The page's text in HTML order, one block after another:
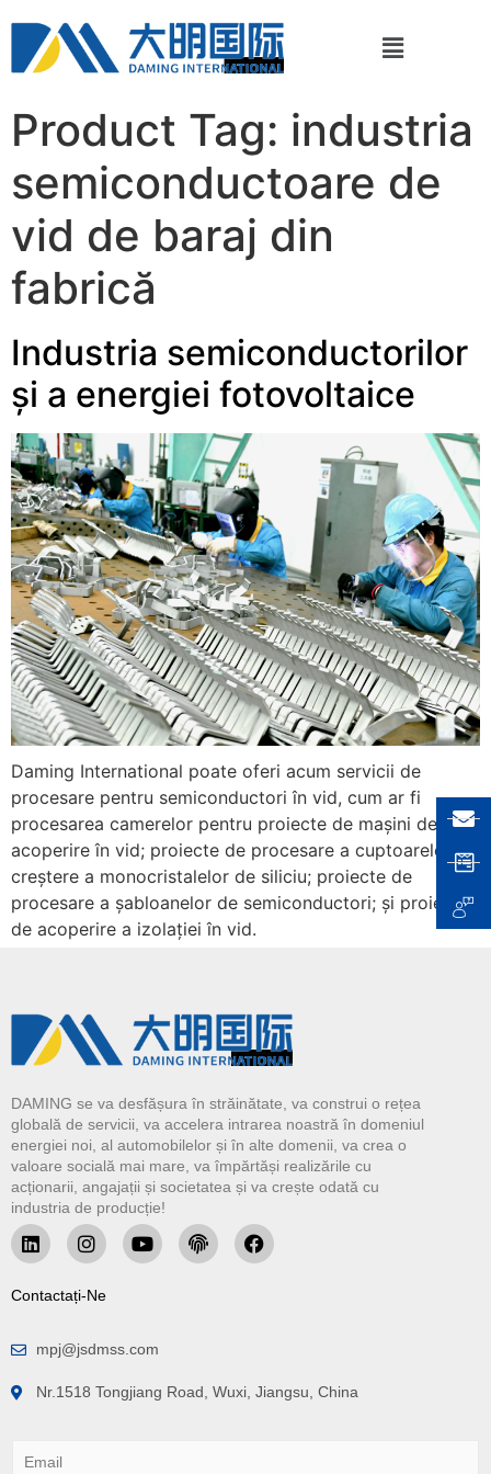
Product Tag: industria
semiconductoare de
vid de baraj din
fabrică
Industria semiconductorilor
și a energiei fotovoltaice
Daming International poate oferi acum servicii de
procesare pentru semiconductori în vid, cum ar fi
procesarea camerelor pentru proiecte de mașini de
acoperire în vid; proiecte de procesare a cuptoarelor de
creștere a monocristalelor de siliciu; proiecte de
procesare a șabloanelor de semiconductori; și proiecte
de acoperire a izolației în vid.
DAMING se va desfășura în străinătate, va construi o rețea
globală de servicii, va accelera intrarea noastră în domeniul
energiei noi, al automobilelor și în alte domenii, va crea o
valoare socială mai mare, va împărtăși realizările cu
acționarii, angajații și societatea și va crește odată cu
industria de producție!
Contactați-Ne
mpj@jsdmss.com
Nr.1518 Tongjiang Road, Wuxi, Jiangsu, China